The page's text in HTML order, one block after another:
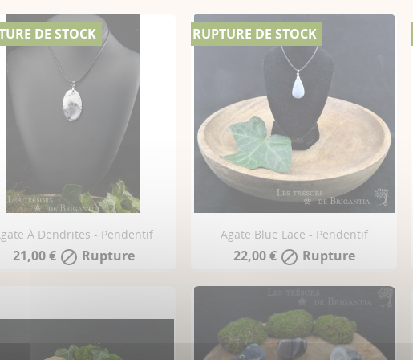
À Dendrites - Pendentif
21,00 €  Rupture
DE STOCK
Agate Blue Lace - Pendentif
22,00 €  Rupture
RUPTURE DE STOCK